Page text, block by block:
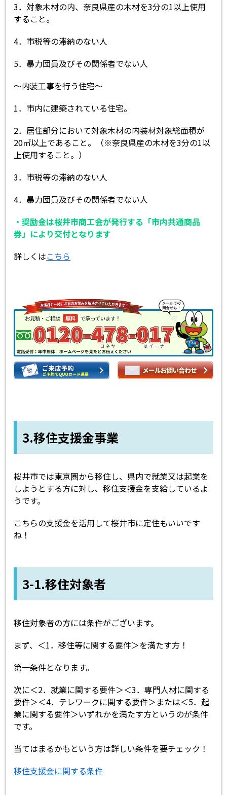
3．対象木材の内、奈良県産の木材を3分の1以上使用
すること。
4．市税等の滞納のない人
5．暴力団員及びその関係者でない人
～内装工事を行う住宅～
1．市内に建築されている住宅。
2．居住部分において対象木材の内装材対象総面積が
20㎡以上であること。（※奈良県産の木材を3分の1以
上使用すること。）
3．市税等の滞納のない人
4．暴力団員及びその関係者でない人
・奨励金は桜井市商工会が発行する「市内共通商品
券」により交付となります
詳しくはこちら
3.移住支援金事業
桜井市では東京圏から移住し、県内で就業又は起業を
しようとする方に対し、移住支援金を支給しているよ
うです。
こちらの支援金を活用して桜井市に定住もいいです
ね！
3-1.移住対象者
移住対象者の方には条件がございます。
まず、＜1．移住等に関する要件＞を満たす方！
第一条件となります。
次に＜2．就業に関する要件＞＜3．専門人材に関する
要件＞＜4．テレワークに関する要件＞または＜5．起
業に関する要件＞いずれかを満たす方というのが条件
です。
当てはまるかもという方は詳しい条件を要チェック！
移住支援金に関する条件